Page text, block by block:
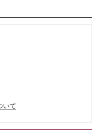
いて